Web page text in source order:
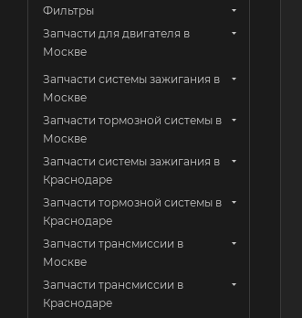
Фильтры
Запчасти для двигателя в
Москве
Запчасти системы зажигания в
Москве
Запчасти тормозной системы в
Москве
Запчасти системы зажигания в
Краснодаре
Запчасти тормозной системы в
Краснодаре
Запчасти трансмиссии в
Москве
Запчасти трансмиссии в
Краснодаре